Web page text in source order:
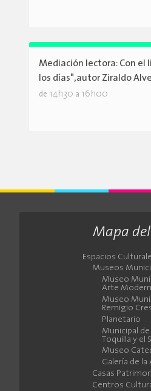
Mediación lectora: Con el
los días",autor Ziraldo
de 14h30 a 16h00
Mapa
Espacios
Museos
Museo
Arte
Museo
Remigio
Planetario
Municipal de
Toquilla y el
Museo
Galería de la
Casas
Centros